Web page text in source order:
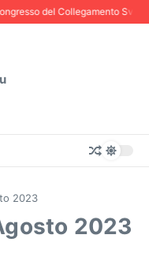
del Collegamento
2023
2023